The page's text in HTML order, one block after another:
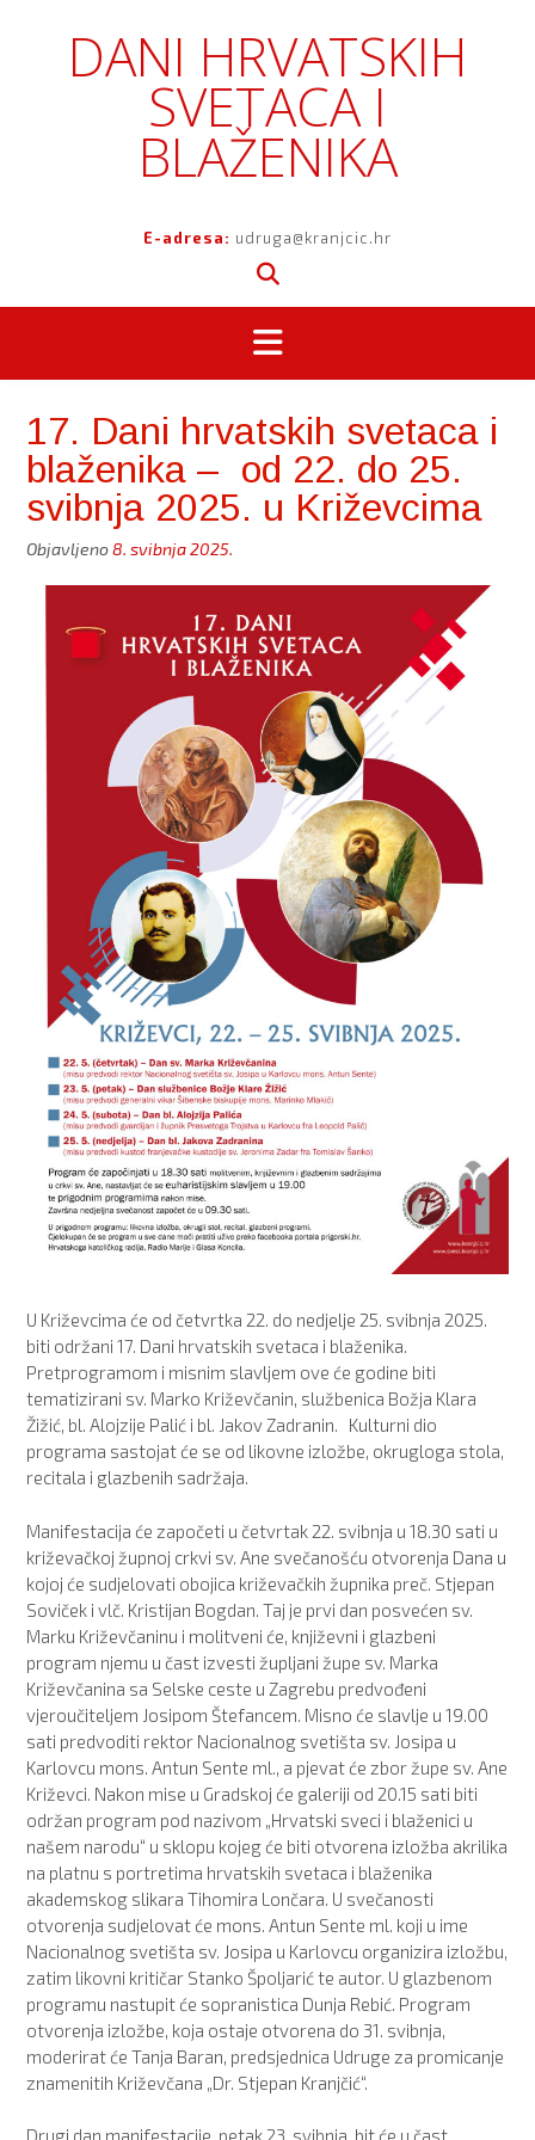
DANI HRVATSKIH
SVETACA I
BLAŽENIKA
E-adresa: udruga@kranjcic.hr
17. Dani hrvatskih svetaca i
blaženika – od 22. do 25.
svibnja 2025. u Križevcima
Objavljeno8. svibnja 2025.
U Križevcima će od četvrtka 22. do nedjelje 25. svibnja 2025.
biti održani 17. Dani hrvatskih svetaca i blaženika.
Pretprogramom i misnim slavljem ove će godine biti
tematizirani sv. Marko Križevčanin, službenica Božja Klara
Žižić, bl. Alojzije Palić i bl. Jakov Zadranin. Kulturni dio
programa sastojat će se od likovne izložbe, okrugloga stola,
recitala i glazbenih sadržaja.
Manifestacija će započeti u četvrtak 22. svibnja u 18.30 sati u
križevačkoj župnoj crkvi sv. Ane svečanošću otvorenja Dana u
kojoj će sudjelovati obojica križevačkih župnika preč. Stjepan
Soviček i vlč. Kristijan Bogdan. Taj je prvi dan posvećen sv.
Marku Križevčaninu i molitveni će, književni i glazbeni
program njemu u čast izvesti župljani župe sv. Marka
Križevčanina sa Selske ceste u Zagrebu predvođeni
vjeroučiteljem Josipom Štefancem. Misno će slavlje u 19.00
sati predvoditi rektor Nacionalnog svetišta sv. Josipa u
Karlovcu mons. Antun Sente ml., a pjevat će zbor župe sv. Ane
Križevci. Nakon mise u Gradskoj će galeriji od 20.15 sati biti
održan program pod nazivom „Hrvatski sveci i blaženici u
našem narodu“ u sklopu kojeg će biti otvorena izložba akrilika
na platnu s portretima hrvatskih svetaca i blaženika
akademskog slikara Tihomira Lončara. U svečanosti
otvorenja sudjelovat će mons. Antun Sente ml. koji u ime
Nacionalnog svetišta sv. Josipa u Karlovcu organizira izložbu,
zatim likovni kritičar Stanko Špoljarić te autor. U glazbenom
programu nastupit će sopranistica Dunja Rebić. Program
otvorenja izložbe, koja ostaje otvorena do 31. svibnja,
moderirat će Tanja Baran, predsjednica Udruge za promicanje
znamenitih Križevčana „Dr. Stjepan Kranjčić“.